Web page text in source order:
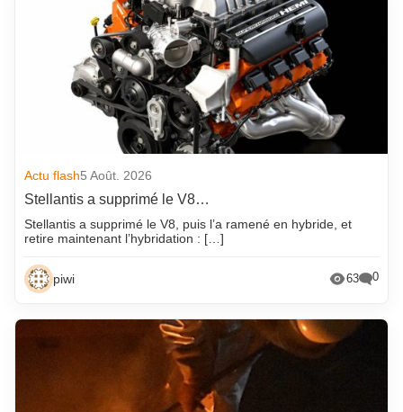
Actu flash5 Août. 2026
Stellantis a supprimé le V8…
Stellantis a supprimé le V8, puis l’a ramené en hybride, et
retire maintenant l’hybridation : […]
piwi 63 0